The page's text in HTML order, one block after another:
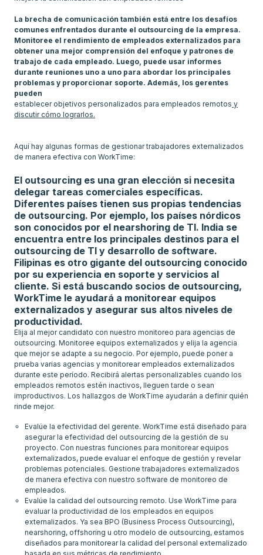
La brecha de comunicación también está entre los desafíos
comunes enfrentados durante el outsourcing de la empresa.
Monitoree el rendimiento de empleados externalizados para
obtener una mejor comprensión del enfoque y patrones de
trabajo de cada empleado. Luego, puede usar informes
durante reuniones uno a uno para abordar los principales
problemas y proporcionar soporte. Además, los gerentes
pueden
establecer objetivos personalizados para empleados remotos y
discutir cómo lograrlos.
Aquí hay algunas formas de gestionar trabajadores externalizados
El outsourcing es una gran elección si necesita
delegar tareas comerciales específicas.
Diferentes países tienen sus propias tendencias
de outsourcing. Por ejemplo, los países nórdicos
son conocidos por el nearshoring de TI. India se
encuentra entre los principales destinos para el
outsourcing de TI y desarrollo de software.
Filipinas es otro gigante del outsourcing conocido
por su experiencia en soporte y servicios al
cliente. Si está buscando socios de outsourcing,
WorkTime le ayudará a monitorear equipos
externalizados y asegurar sus altos niveles de
productividad.
Elija al mejor candidato con nuestro monitoreo para agencias de
outsourcing. Monitoree equipos externalizados y elija la agencia
que mejor se adapte a su negocio. Por ejemplo, puede poner a
prueba varias agencias y monitorear empleados externalizados
durante este período. Recibirá alertas personalizables cuando los
empleados remotos estén inactivos, lleguen tarde o sean
improductivos. Los hallazgos de WorkTime ayudarán a definir quién
rinde mejor.
Evalúe la efectividad del gerente. WorkTime está diseñado para
asegurar la efectividad del outsourcing de la gestión de su
proyecto. Con nuestras funciones para monitorear equipos
externalizados, puede evaluar el enfoque de gestión y revelar
problemas potenciales. Gestione trabajadores externalizados
de manera efectiva con nuestro software de monitoreo de
empleados.
Evalúe la calidad del outsourcing remoto. Use WorkTime para
evaluar la productividad de los empleados en equipos
externalizados. Ya sea BPO (Business Process Outsourcing),
nearshoring, offshoring u otro modelo de outsourcing, estamos
diseñados para monitorear la calidad del personal externalizado